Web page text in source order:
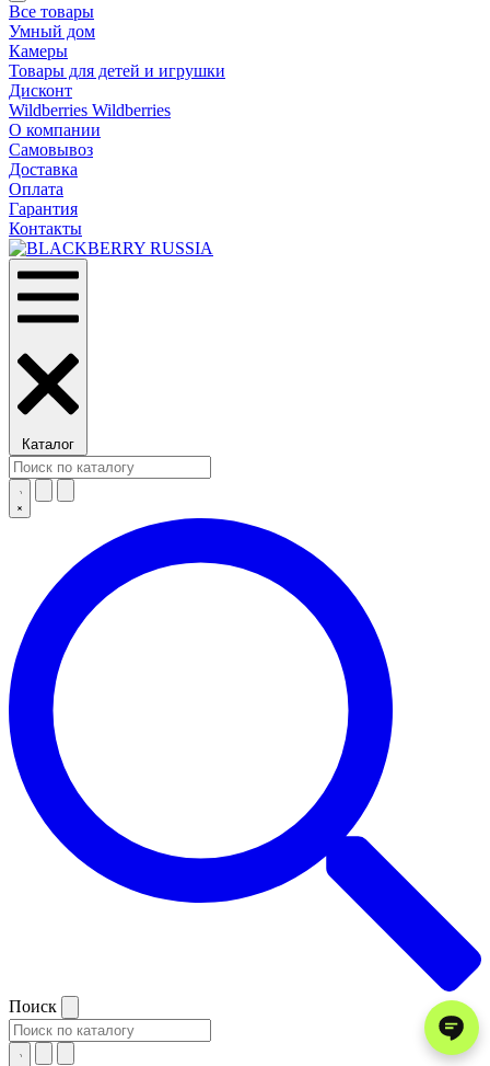
Все товары
Умный дом
Камеры
Товары для детей и игрушки
Дисконт
Wildberries Wildberries
О компании
Самовывоз
Доставка
Оплата
Гарантия
Контакты
Каталог
Поиск